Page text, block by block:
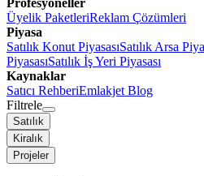
Profesyoneller
Üyelik PaketleriReklam Çözümleri
Piyasa
Satılık Konut PiyasasıSatılık Arsa
PiyasasıSatılık İş Yeri Piyasası
Kaynaklar
Satıcı RehberiEmlakjet Blog
Filtrele
Satılık
Kiralık
Projeler